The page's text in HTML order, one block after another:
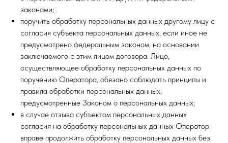
законами;
поручить обработку персональных данных другому лицу с
согласия субъекта персональных данных, если иное не
предусмотрено федеральным законом, на основании
заключаемого с этим лицом договора. Лицо,
осуществляющее обработку персональных данных по
поручению Оператора, обязано соблюдать принципы и
правила обработки персональных данных,
предусмотренные Законом о персональных данных;
в случае отзыва субъектом персональных данных
согласия на обработку персональных данных Оператор
вправе продолжить обработку персональных данных без